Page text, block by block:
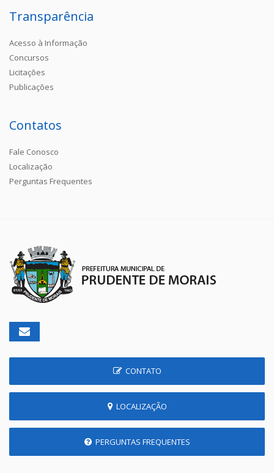
Transparência
Acesso à Informação
Concursos
Licitações
Publicações
Contatos
Fale Conosco
Localização
Perguntas Frequentes
CONTATO
LOCALIZAÇÃO
PERGUNTAS FREQUENTES